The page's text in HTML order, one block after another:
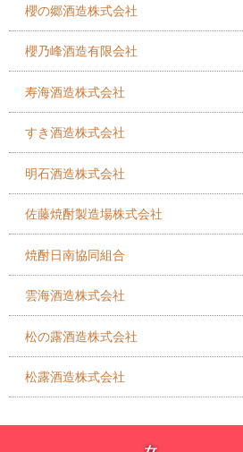
櫻の郷酒造株式会社
櫻乃峰酒造有限会社
寿海酒造株式会社
すき酒造株式会社
明石酒造株式会社
佐藤焼酎製造場株式会社
焼酎日南協同組合
雲海酒造株式会社
松の露酒造株式会社
松露酒造株式会社